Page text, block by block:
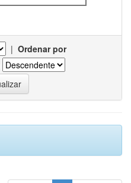
| Ordenar por